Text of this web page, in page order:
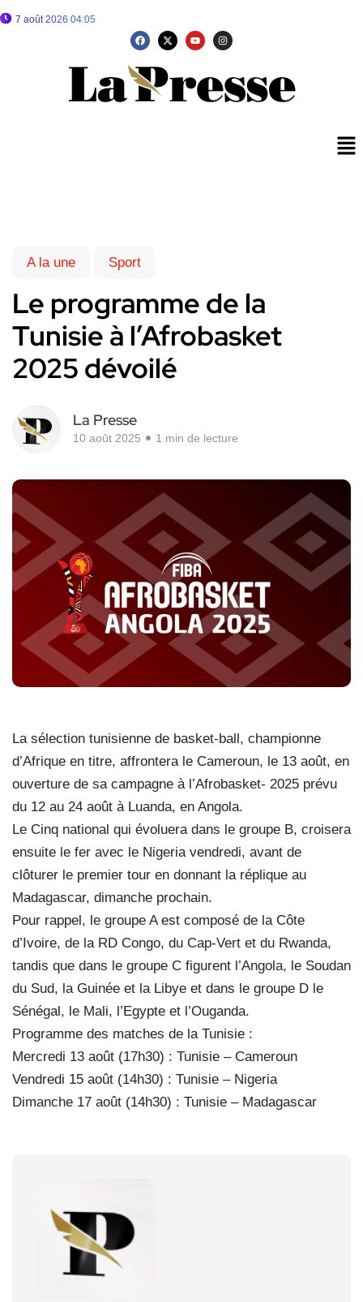
7 août 2026 04:05
A la une Sport
Le programme de la
Tunisie à l’Afrobasket
2025 dévoilé
La Presse
10 août 2025 1 min de lecture
La sélection tunisienne de basket-ball, championne
d’Afrique en titre, affrontera le Cameroun, le 13 août, en
ouverture de sa campagne à l’Afrobasket- 2025 prévu
du 12 au 24 août à Luanda, en Angola.
Le Cinq national qui évoluera dans le groupe B, croisera
ensuite le fer avec le Nigeria vendredi, avant de
clôturer le premier tour en donnant la réplique au
Madagascar, dimanche prochain.
Pour rappel, le groupe A est composé de la Côte
d’Ivoire, de la RD Congo, du Cap-Vert et du Rwanda,
tandis que dans le groupe C figurent l’Angola, le Soudan
du Sud, la Guinée et la Libye et dans le groupe D le
Sénégal, le Mali, l’Egypte et l’Ouganda.
Programme des matches de la Tunisie :
Mercredi 13 août (17h30) : Tunisie – Cameroun
Vendredi 15 août (14h30) : Tunisie – Nigeria
Dimanche 17 août (14h30) : Tunisie – Madagascar